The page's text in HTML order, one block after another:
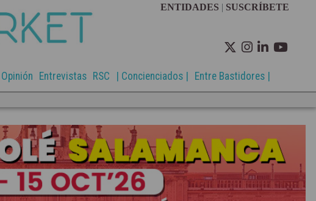
ENTIDADES | SUSCRÍBETE
Opinión Entrevistas RSC | Concienciados | Entre Bastidores |